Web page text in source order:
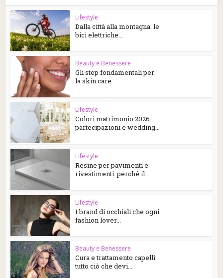
Lifestyle
Dalla città alla montagna: le
bici elettriche...
Beauty e Benessere
Gli step fondamentali per
la skin care
Lifestyle
Colori matrimonio 2026:
partecipazioni e wedding...
Lifestyle
Resine per pavimenti e
rivestimenti: perché il...
Lifestyle
I brand di occhiali che ogni
fashion lover...
Beauty e Benessere
Cura e trattamento capelli:
tutto ciò che devi...